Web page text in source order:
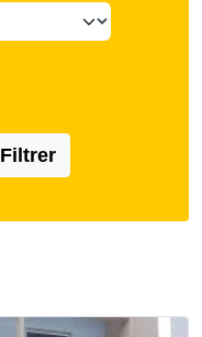
Filtrer